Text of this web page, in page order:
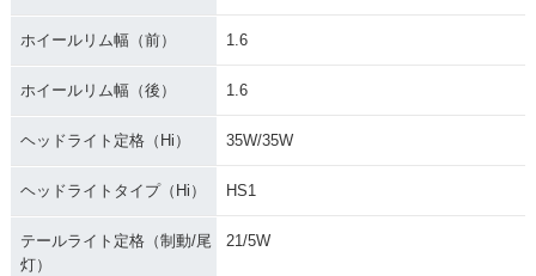
ホイールリム幅（前） 1.6
ホイールリム幅（後） 1.6
ヘッドライト定格（Hi） 35W/35W
ヘッドライトタイプ（Hi） HS1
テールライト定格（制動/尾
灯）
21/5W